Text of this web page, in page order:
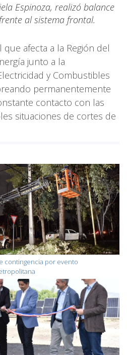
Espinoza, realizó balance
al sistema frontal.
afecta a la Región del
junto a la
y Combustibles
permanentemente
contacto con las
situaciones de cortes de
contingencia por evento